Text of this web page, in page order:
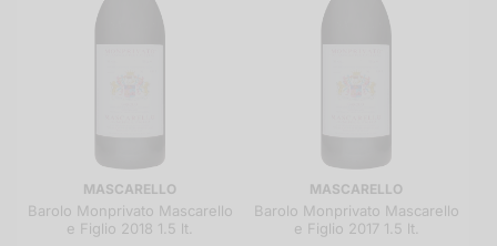
MASCARELLO
Barolo Monprivato Mascarello
e Figlio 2018 1.5 lt.
MASCARELLO
Barolo Monprivato Mascarello
e Figlio 2017 1.5 lt.